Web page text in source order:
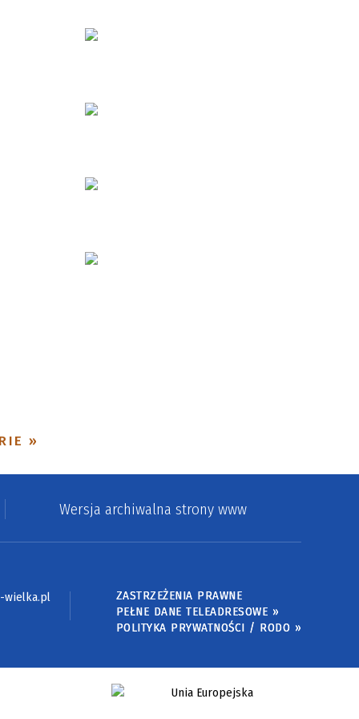
Wersja archiwalna strony www
wielka.pl
ZASTRZEŻENIA PRAWNE
PEŁNE DANE TELEADRESOWE »
POLITYKA PRYWATNOŚCI / RODO »